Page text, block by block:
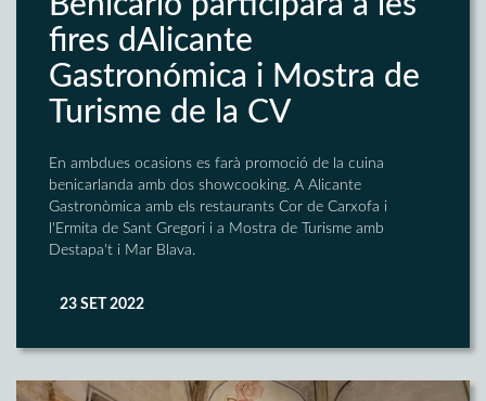
fires dAlicante
Gastronómica i Mostra de
Turisme de la CV
En ambdues ocasions es farà promoció de la cuina
benicarlanda amb dos showcooking. A Alicante
Gastronòmica amb els restaurants Cor de Carxofa i
l'Ermita de Sant Gregori i a Mostra de Turisme amb
Destapa't i Mar Blava.
23 SET 2022